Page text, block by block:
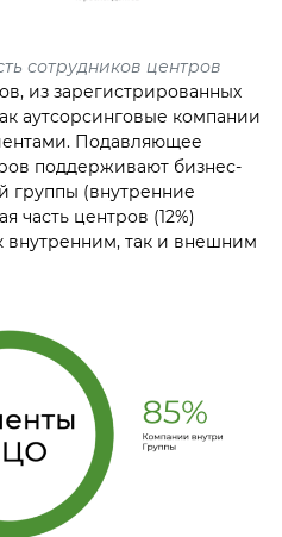
сотрудников центров
из зарегистрированных
аутсорсинговые компании
Подавляющее
поддерживают бизнес-
группы (внутренние
часть центров (12%)
внутренним, так и внешним